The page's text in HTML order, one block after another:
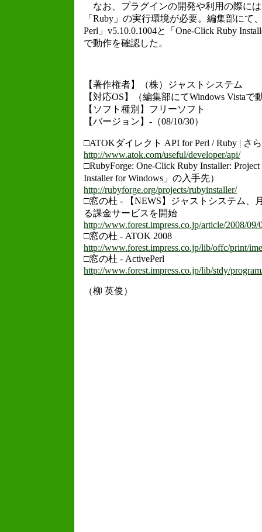
なお、プラグインの開発や利用の際には
「Ruby」の実行環境が必要。編集部にて
Perl」v5.10.0.1004と「One-Click Ruby
で動作を確認した。
【著作権者】（株）ジャストシステム
【対応OS】（編集部にてWindows Vistaで
【ソフト種別】フリーソフト
【バージョン】-（08/10/30）
□ATOKダイレクト API for Perl / Ruby | さ
http://www.atok.com/useful/developer/api/
□RubyForge: One-Click Ruby Installer:
Installer for Windows」の入手先）
http://rubyforge.org/projects/rubyinstaller/
□窓の杜 - 【NEWS】ジャストシステム、
る課金サービスを開始
http://www.forest.impress.co.jp/article/2008/
□窓の杜 - ATOK 2008
http://www.forest.impress.co.jp/lib/offc/print/
□窓の杜 - ActivePerl
http://www.forest.impress.co.jp/lib/stdy/
（柳 英俊）